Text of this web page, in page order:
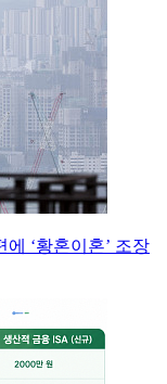
에 ‘황혼이혼’ 조장